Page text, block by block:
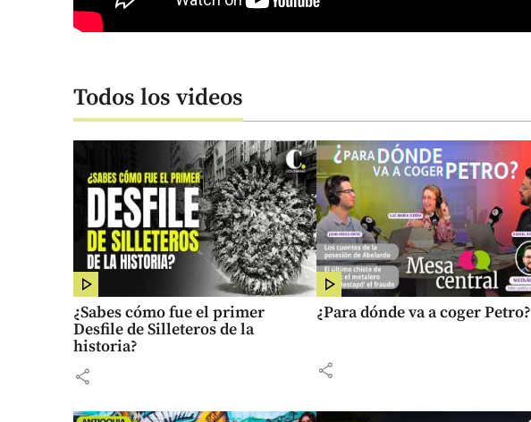
Todos los videos
¿Sabes cómo fue el primer
Desfile de Silleteros de la
historia?
share
¿Para dónde va a coger Petro?
share